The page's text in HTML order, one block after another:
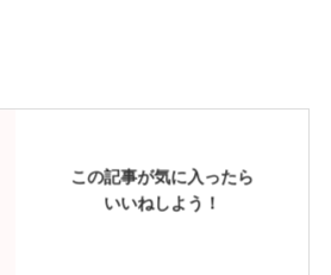
この記事が気に入ったら
いいねしよう！